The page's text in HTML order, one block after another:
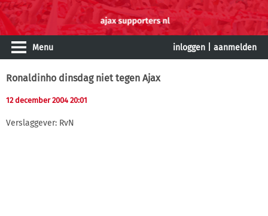
Menu inloggen aanmelden
Ronaldinho dinsdag niet tegen Ajax
12 december 2004 20:01
Verslaggever: RvN